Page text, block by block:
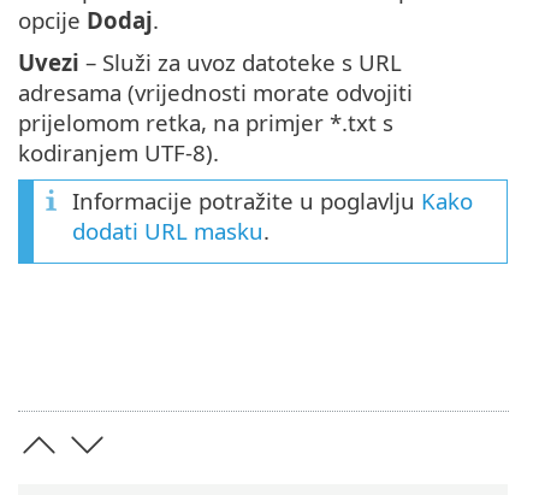
opcije Dodaj.
Uvezi – Služi za uvoz datoteke s URL
adresama (vrijednosti morate odvojiti
prijelomom retka, na primjer *.txt s
kodiranjem UTF-8).
Informacije potražite u poglavlju Kako
dodati URL masku.